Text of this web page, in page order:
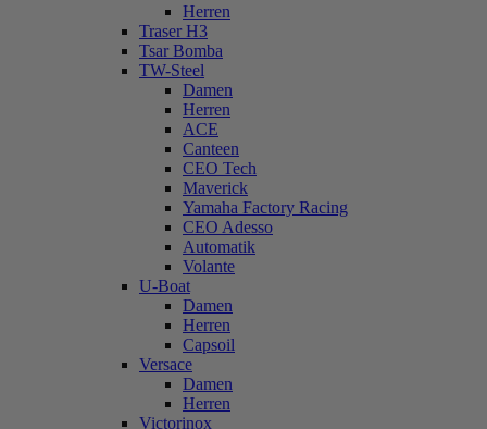
Herren
Traser H3
Tsar Bomba
TW-Steel
Damen
Herren
ACE
Canteen
CEO Tech
Maverick
Yamaha Factory Racing
CEO Adesso
Automatik
Volante
U-Boat
Damen
Herren
Capsoil
Versace
Damen
Herren
Victorinox